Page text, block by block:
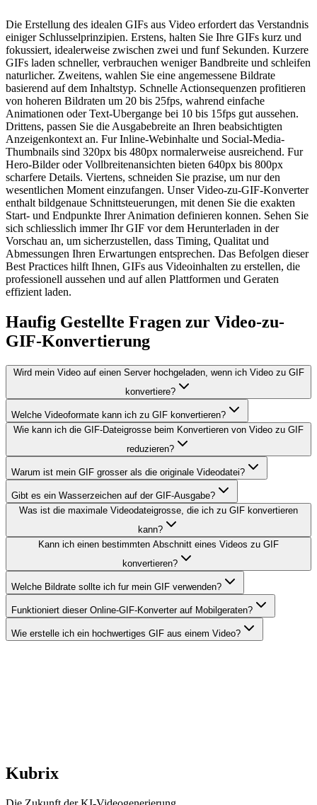
Die Erstellung des idealen GIFs aus Video erfordert das Verstandnis
einiger Schlusselprinzipien. Erstens, halten Sie Ihre GIFs kurz und
fokussiert, idealerweise zwischen zwei und funf Sekunden. Kurzere
GIFs laden schneller, verbrauchen weniger Bandbreite und schleifen
naturlicher. Zweitens, wahlen Sie eine angemessene Bildrate
basierend auf dem Inhaltstyp. Schnelle Actionsequenzen profitieren
von hoheren Bildraten um 20 bis 25fps, wahrend einfache
Animationen oder Text-Ubergange bei 10 bis 15fps gut aussehen.
Drittens, passen Sie die Ausgabebreite an Ihren beabsichtigten
Anzeigenkontext an. Fur Inline-Webinhalte und Social-Media-
Thumbnails sind 320px bis 480px normalerweise ausreichend. Fur
Hero-Bilder oder Vollbreitenansichten bieten 640px bis 800px
scharfere Details. Viertens, schneiden Sie prazise, um nur den
wesentlichen Moment einzufangen. Unser Video-zu-GIF-Konverter
enthalt bildgenaue Schnittsteuerungen, mit denen Sie die exakten
Start- und Endpunkte Ihrer Animation definieren konnen. Sehen Sie
sich schliesslich immer Ihr GIF vor dem Herunterladen in der
Vorschau an, um sicherzustellen, dass Timing, Qualitat und
Abmessungen Ihren Erwartungen entsprechen. Das Befolgen dieser
Best Practices hilft Ihnen, GIFs aus Videoinhalten zu erstellen, die
professionell aussehen und auf allen Plattformen und Geraten
effizient laden.
Haufig Gestellte Fragen zur Video-zu-
GIF-Konvertierung
Wird mein Video auf einen Server hochgeladen, wenn ich Video zu GIF
konvertiere?
Welche Videoformate kann ich zu GIF konvertieren?
Wie kann ich die GIF-Dateigrosse beim Konvertieren von Video zu GIF
reduzieren?
Warum ist mein GIF grosser als die originale Videodatei?
Gibt es ein Wasserzeichen auf der GIF-Ausgabe?
Was ist die maximale Videodateigrosse, die ich zu GIF konvertieren
kann?
Kann ich einen bestimmten Abschnitt eines Videos zu GIF
konvertieren?
Welche Bildrate sollte ich fur mein GIF verwenden?
Funktioniert dieser Online-GIF-Konverter auf Mobilgeraten?
Wie erstelle ich ein hochwertiges GIF aus einem Video?
Kubrix